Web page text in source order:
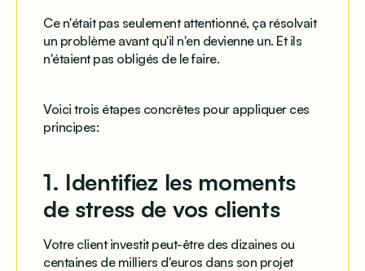
Ce n'était pas seulement attentionné, ça résolvait
un problème avant qu'il n'en devienne un. Et ils
n'étaient pas obligés de le faire.
Voici trois étapes concrètes pour appliquer ces
principes:
1. Identifiez les moments
de stress de vos clients
Votre client investit peut-être des dizaines ou
centaines de milliers d'euros dans son projet